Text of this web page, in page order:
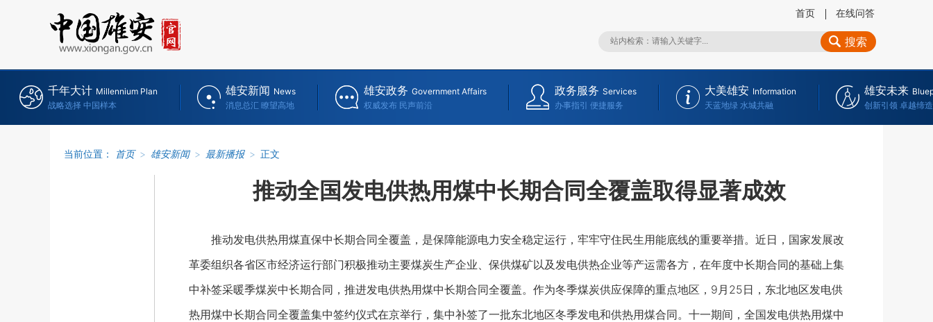
首页 在线问答
搜索
千年大计 Millennium Plan
战略选择 中国样本
雄安新闻 News
消息总汇 瞭望高地
雄安政务 Government Affairs
权威发布 民声前沿
政务服务 Services
办事指引 便捷服务
大美雄安 Information
天蓝地绿 水城共融
雄安未来
创新引领 卓越缔造
当前位置： 首页 > 雄安新闻 > 最新播报 > 正文
推动全国发电供热用煤中长期合同全覆盖取得显著成效
推动发电供热用煤直保中长期合同全覆盖，是保障能源电力安全稳定运行，牢牢守住民生用能底线的重要举措。近日，国家发展改
革委组织各省区市经济运行部门积极推动主要煤炭生产企业、保供煤矿以及发电供热企业等产运需各方，在年度中长期合同的基础上集
中补签采暖季煤炭中长期合同，推进发电供热用煤中长期合同全覆盖。作为冬季煤炭供应保障的重点地区，9月25日，东北地区发电供
热用煤中长期合同全覆盖集中签约仪式在京举行，集中补签了一批东北地区冬季发电和供热用煤合同。十一期间，全国发电供热用煤中